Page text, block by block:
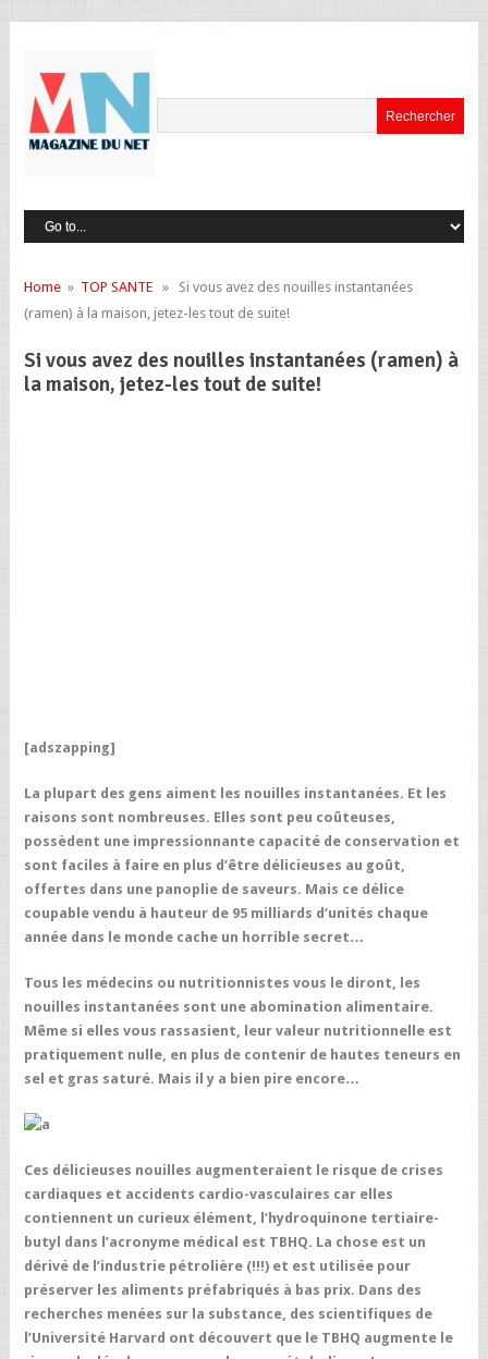
Home» TOP SANTE» Si vous avez des nouilles instantanées
(ramen) à la maison, jetez-les tout de suite!
Si vous avez des nouilles instantanées (ramen) à
la maison, jetez-les tout de suite!
[adszapping]
La plupart des gens aiment les nouilles instantanées. Et les
raisons sont nombreuses. Elles sont peu coûteuses,
possèdent une impressionnante capacité de conservation et
sont faciles à faire en plus d’être délicieuses au goût,
offertes dans une panoplie de saveurs. Mais ce délice
coupable vendu à hauteur de 95 milliards d’unités chaque
année dans le monde cache un horrible secret…
Tous les médecins ou nutritionnistes vous le diront, les
nouilles instantanées sont une abomination alimentaire.
Même si elles vous rassasient, leur valeur nutritionnelle est
pratiquement nulle, en plus de contenir de hautes teneurs en
sel et gras saturé. Mais il y a bien pire encore…
Ces délicieuses nouilles augmenteraient le risque de crises
cardiaques et accidents cardio-vasculaires car elles
contiennent un curieux élément, l’hydroquinone tertiaire-
butyl dans l’acronyme médical est TBHQ. La chose est un
dérivé de l’industrie pétrolière (!!!) et est utilisée pour
préserver les aliments préfabriqués à bas prix. Dans des
recherches menées sur la substance, des scientifiques de
l’Université Harvard ont découvert que le TBHQ augmente le